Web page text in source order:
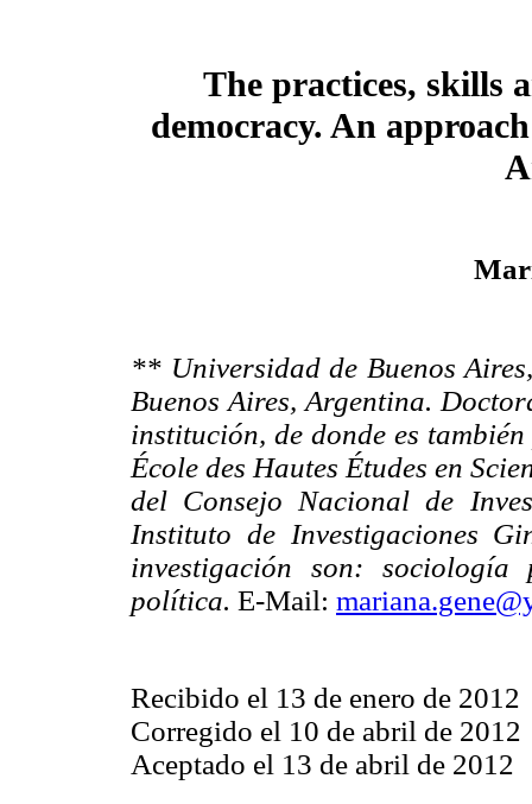
The practices, skills
democracy. An
** Universidad de Buenos
Buenos Aires, Argentina.
institución, de donde es
École des Hautes Études en
del Consejo Nacional de
Instituto de Investigaciones
investigación son:
política. E-Mail:
Recibido el 13 de enero de 2012
Corregido el 10 de abril de 2012
Aceptado el 13 de abril de 2012